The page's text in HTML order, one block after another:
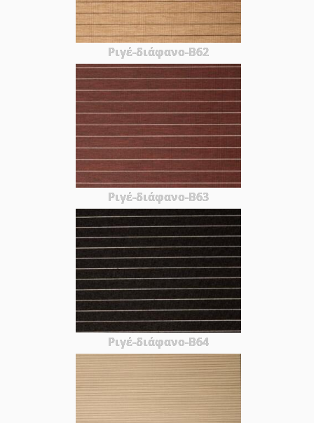
Ριγέ-διάφανο-Β62
Ριγέ-διάφανο-Β63
Ριγέ-διάφανο-Β64